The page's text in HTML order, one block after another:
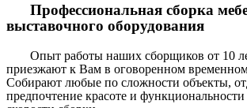
Профессиональная сборка
выставочного оборудования
Опыт работы наших сборщиков от 10
приезжают к Вам в оговоренном
Собирают любые по сложности объекты,
предпочтение красоте и функциональности